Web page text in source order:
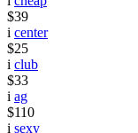
$39
i center
$25
i club
$33
i ag
$110
i sexy